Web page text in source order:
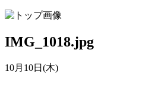
IMG_1018.jpg
10月10日(木)